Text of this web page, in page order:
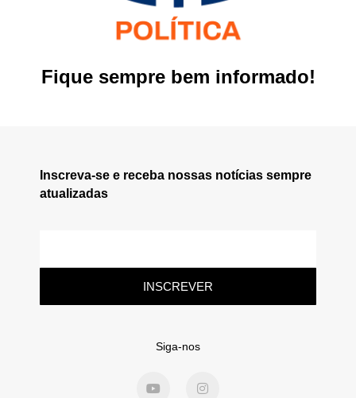
Fique sempre bem informado!
Inscreva-se e receba nossas notícias sempre
atualizadas
INSCREVER
Siga-nos